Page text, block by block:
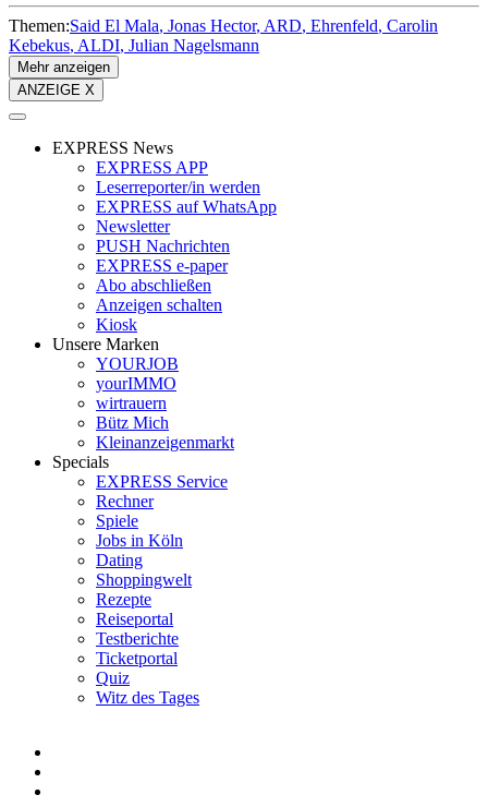
Themen:Said El Mala Jonas Hector ARD Ehrenfeld Carolin
Kebekus ALDI Julian Nagelsmann
Mehr anzeigen
ANZEIGE X
EXPRESS News
EXPRESS APP
Leserreporter/in werden
EXPRESS auf WhatsApp
Newsletter
PUSH Nachrichten
EXPRESS e-paper
Abo abschließen
Anzeigen schalten
Kiosk
Unsere Marken
YOURJOB
yourIMMO
wirtrauern
Bütz Mich
Kleinanzeigenmarkt
Specials
EXPRESS Service
Rechner
Spiele
Jobs in Köln
Dating
Shoppingwelt
Rezepte
Reiseportal
Testberichte
Ticketportal
Quiz
Witz des Tages